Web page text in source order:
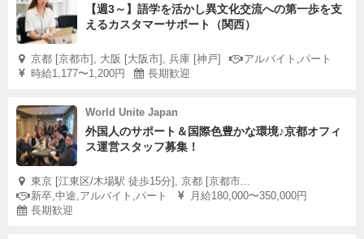
【週3～】語学を活かし異文化交流への第一歩を支
えるカスタマーサポート（関西）
京都 [京都市], 大阪 [大阪市], 兵庫 [神戸]
アルバイト,パート
時給1,177〜1,200円
長期歓迎
World Unite Japan
外国人のサポート＆国際色豊かな環境♪京都オフィ
ス運営スタッフ募集！
東京 [江東区/木場駅 徒歩15分], 京都 [京都市...
新卒,中途,アルバイト,パート
月給180,000〜350,000円
長期歓迎